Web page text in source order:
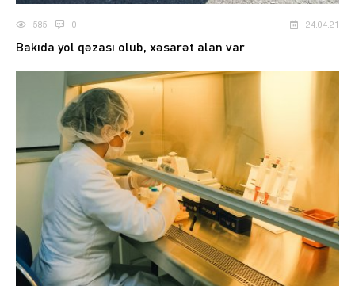
585 0 24.04.21
Bakıda yol qəzası olub, xəsarət alan var